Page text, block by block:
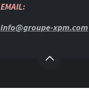
EMAIL:
info@groupe-xpm.com